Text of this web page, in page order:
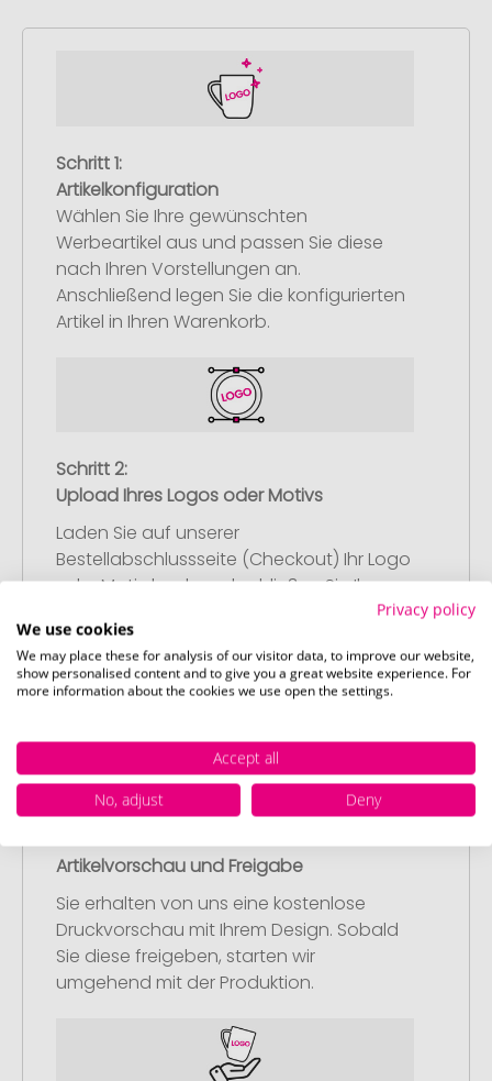
Schritt 1:
Artikelkonfiguration
Wählen Sie Ihre gewünschten
Werbeartikel aus und passen Sie diese
nach Ihren Vorstellungen an.
Anschließend legen Sie die konfigurierten
Artikel in Ihren Warenkorb.
Schritt 2:
Upload Ihres Logos oder Motivs
Laden Sie auf unserer
Bestellabschlussseite (Checkout) Ihr Logo
oder Motiv hoch und schließen Sie Ihre
passende Datei zur Verfügung haben,
können Sie diese gerne später
nachliefern.
Artikelvorschau und Freigabe
Sie erhalten von uns eine kostenlose
Druckvorschau mit Ihrem Design. Sobald
Sie diese freigeben, starten wir
umgehend mit der Produktion.
Privacy policy
We use cookies
We may place these for analysis of our visitor data, to improve our website,
show personalised content and to give you a great website experience. For
more information about the cookies we use open the settings.
Accept all
No, adjust
Deny